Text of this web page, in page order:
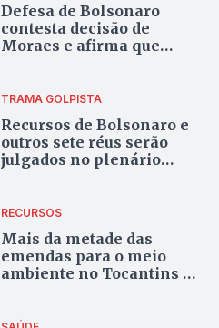
Defesa de Bolsonaro
contesta decisão de
Moraes e afirma que
feira, 28
TRAMA GOLPISTA
Recursos de Bolsonaro e
outros sete réus serão
julgados no plenário
RECURSOS
Mais da metade das
emendas para o meio
ambiente no Tocantins e